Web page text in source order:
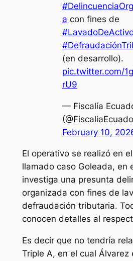
a con fines de
(en desarrollo).
pic.twitter.com/
rU9
— Fiscalía
February 10,
El operativo se realizó en
llamado caso Goleada, en
investiga una presunta
organizada con fines de
defraudación tributaria.
conocen detalles al
Es decir que no tendría
Triple A, en el cual